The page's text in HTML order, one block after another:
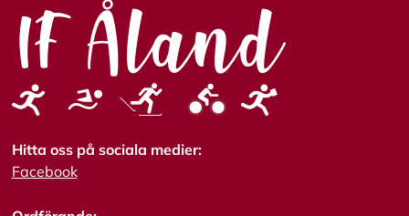
a
l
l
a
A
c
e
p
Hitta oss på sociala medier:
Facebook